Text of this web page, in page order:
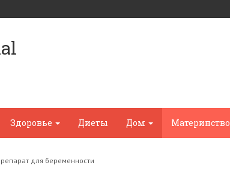
Здоровье Диеты Дом Материнство
для беременности